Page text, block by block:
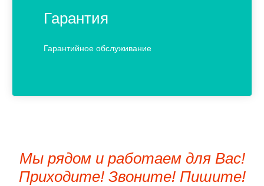
Гарантия
Гарантийное обслуживание
Мы рядом и работаем для Вас!
Приходите! Звоните! Пишите!